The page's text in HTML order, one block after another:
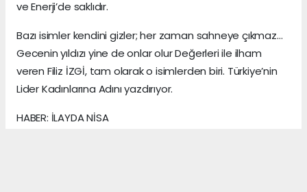
ve Enerji’de saklıdır.
Bazı isimler kendini gizler; her zaman sahneye çıkmaz…
Gecenin yıldızı yine de onlar olur Değerleri ile ilham
veren Filiz İZGİ, tam olarak o isimlerden biri. Türkiye’nin
Lider Kadınlarına Adını yazdırıyor.
HABER: İLAYDA NİSA